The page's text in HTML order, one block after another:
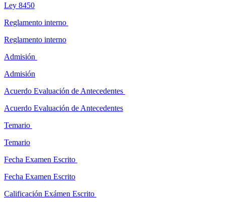
Ley 8450
Reglamento interno
Reglamento interno
Admisión
Admisión
Acuerdo Evaluación de Antecedentes
Acuerdo Evaluación de Antecedentes
Temario
Temario
Fecha Examen Escrito
Fecha Examen Escrito
Calificación Exámen Escrito